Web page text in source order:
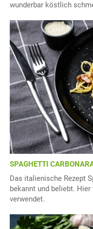
wunderbar köstlich
SPAGHETTI
Das italienische Rezept
bekannt und beliebt.
verwendet.